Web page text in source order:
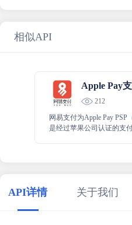
相似API
Apple Pay
212
网易支付为Apple Pay PSP
是经过苹果公司认证的支
API详情 关于我们